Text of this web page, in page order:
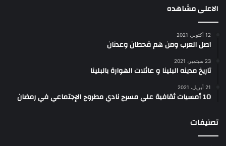
الاعلى مشاهده
12 أكتوبر، 2021
اصل العرب ومن هم قحطان وعدنان
23 سبتمبر، 2021
تاريخ مدينه البلينا و عائلات الهوارة بالبلينا
21 أبريل، 2021
10 أمسيات ثقافية علي مسرح نادي مطروح الإجتماعي في رمضان
تصنيفات